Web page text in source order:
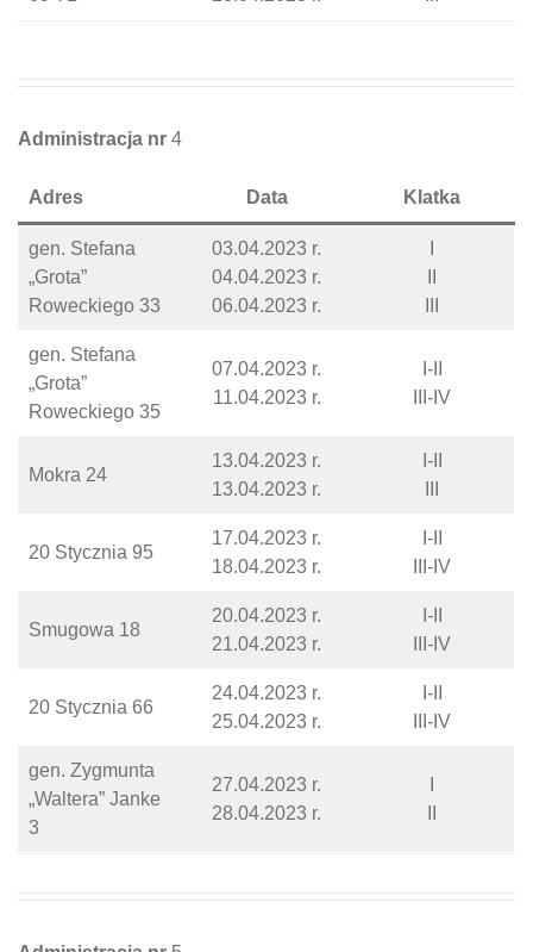
Administracja nr 4
Adres Data Klatka
gen. Stefana
„Grota”
Roweckiego 33
03.04.2023 r.
04.04.2023 r.
06.04.2023 r.
gen. Stefana
„Grota”
Roweckiego 35
07.04.2023 r.
11.04.2023 r.
I-II
III-IV
Mokra 24
13.04.2023 r.
13.04.2023 r.
I-II
20 Stycznia 95
17.04.2023 r.
18.04.2023 r.
I-II
III-IV
Smugowa 18
20.04.2023 r.
21.04.2023 r.
I-II
III-IV
20 Stycznia 66
24.04.2023 r.
25.04.2023 r.
I-II
III-IV
gen. Zygmunta
„Waltera” Janke
3
27.04.2023 r.
28.04.2023 r.